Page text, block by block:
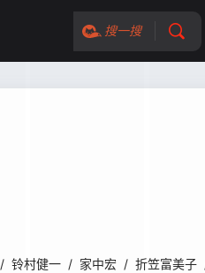
搜一搜
/ 铃村健一 / 家中宏 / 折笠富美子